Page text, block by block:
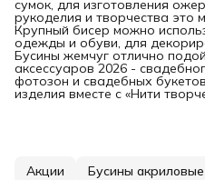
сумок, для изготовления
рукоделия и творчества это
Крупный бисер можно
одежды и обуви, для
Бусины жемчуг отлично
аксессуаров 2026 -
фотозон и свадебных
изделия вместе с «Нити
Акции Бусины акриловые